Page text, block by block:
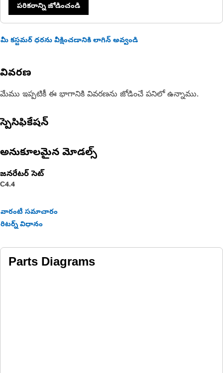
పరికరాన్ని జోడించండి
మీ కస్టమర్ ధరను వీక్షించడానికి లాగిన్ అవ్వండి
వివరణ
మేము ఇప్పటికీ ఈ భాగానికి వివరణను జోడించే పనిలో ఉన్నాము.
స్పెసిఫికేషన్
అనుకూలమైన మోడల్స్
జనరేటర్ సెట్
C4.4
వారంటీ సమాచారం
రిటర్న్ విధానం
Parts Diagrams